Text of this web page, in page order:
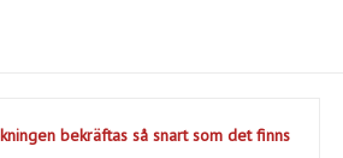
bekräftas så snart som det finns